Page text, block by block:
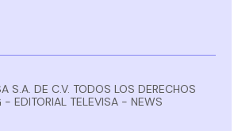
S.A. DE C.V. TODOS LOS DERECHOS
- EDITORIAL TELEVISA - NEWS